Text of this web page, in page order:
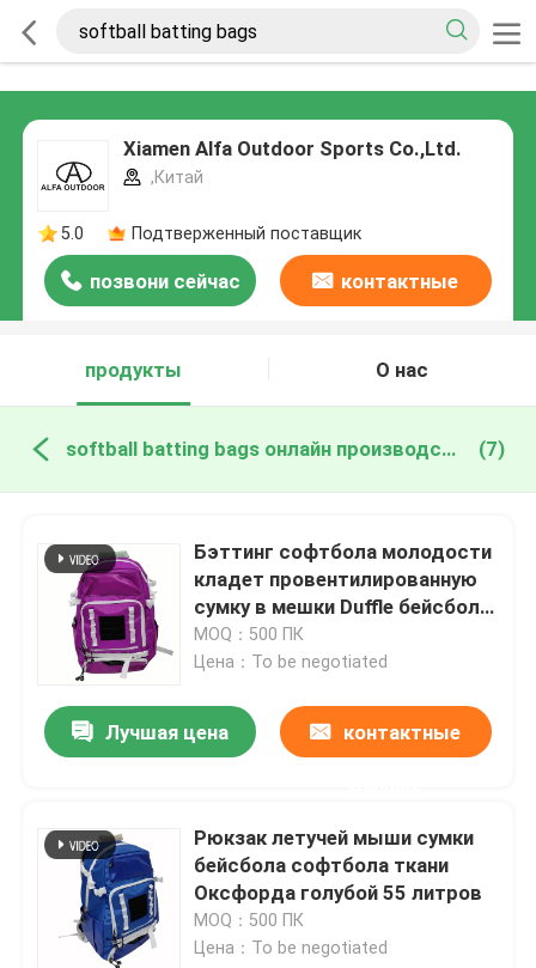
Xiamen Alfa Outdoor Sports Co.,Ltd.
,Китай
5.0 Подтверженный поставщик
позвони сейчас контактные
продукты
О нас
softball batting bags онлайн производство (7)
Бэттинг софтбола молодости
кладет провентилированную
сумку в мешки Duffle бейсбола
дизайна
MOQ：500 ПК
Цена：To be negotiated
Лучшая цена контактные
Рюкзак летучей мыши сумки
бейсбола софтбола ткани
Оксфорда голубой 55 литров
MOQ：500 ПК
Цена：To be negotiated